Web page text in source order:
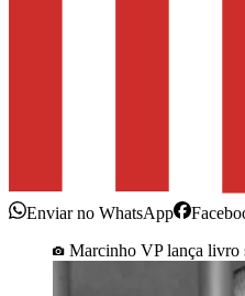
Enviar no WhatsApp
Marcinho VP lança livro